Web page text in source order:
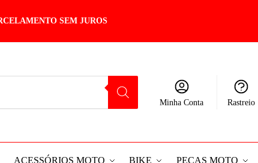
SEM JUROS
Minha Conta Rastreio
ACESSÓRIOS MOTO BIKE PEÇAS MOTO